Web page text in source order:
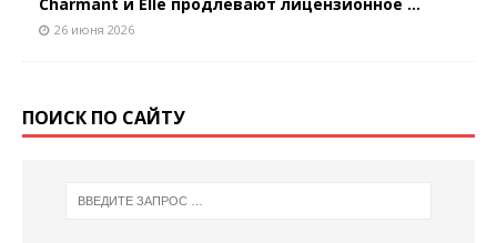
26 июня 2026
ПОИСК ПО САЙТУ